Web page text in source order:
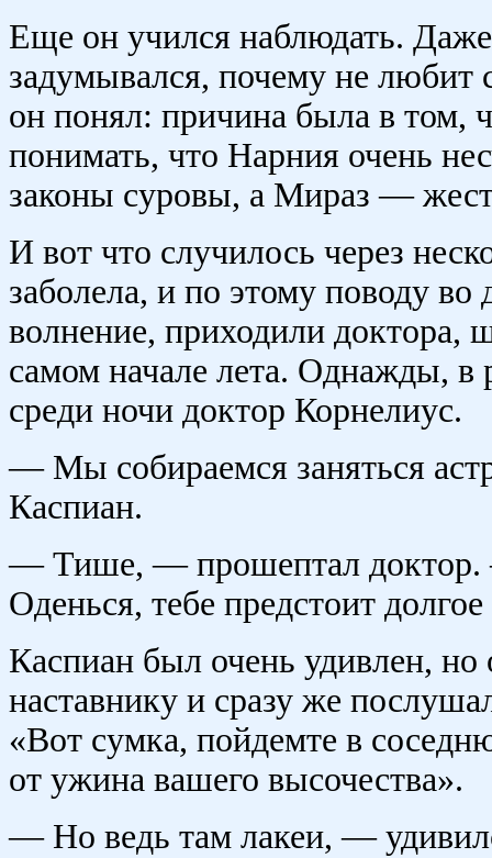
Еще он учился наблюдать.
задумывался, почему не
он понял: причина была в том,
понимать, что Нарния очень
законы суровы, а Мираз —
И вот что случилось через
заболела, и по этому поводу во
волнение, приходили доктора,
самом начале лета. Однажды, в
среди ночи доктор Корнелиус.
— Мы собираемся заняться
Каспиан.
— Тише, — прошептал доктор.
Оденься, тебе предстоит
Каспиан был очень удивлен, но
наставнику и сразу же
«Вот сумка, пойдемте в
от ужина вашего высочества».
— Но ведь там лакеи, —